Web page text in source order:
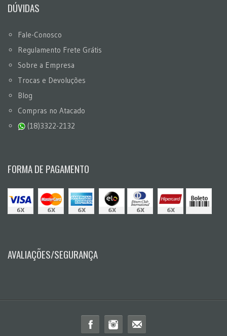
DÚVIDAS
Fale-Conosco
Regulamento Frete Grátis
Sobre a Empresa
Trocas e Devoluções
Blog
Compras no Atacado
(18)3322-2132
FORMA DE PAGAMENTO
AVALIAÇÕES/SEGURANÇA